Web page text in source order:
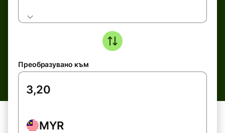
Преобразувано към
MYR